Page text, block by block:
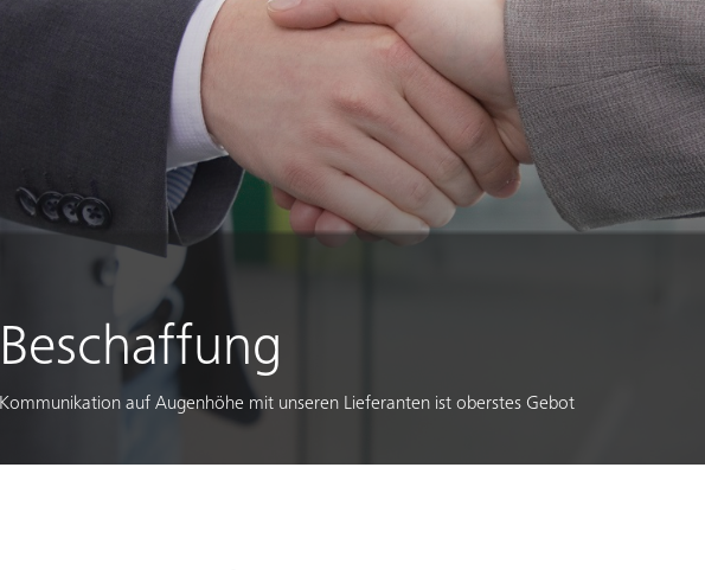
Beschaffung
Kommunikation auf Augenhöhe mit unseren Lieferanten ist oberstes Gebot